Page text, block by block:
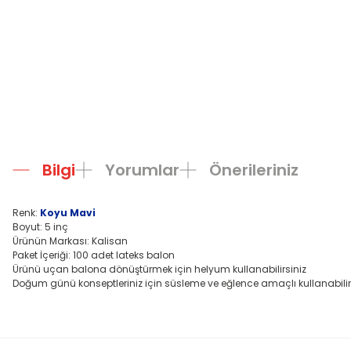
Bilgi Yorumlar Önerileriniz
Renk: Koyu Mavi
Boyut: 5 inç
Ürünün Markası: Kalisan
Paket İçeriği: 100 adet lateks balon
Ürünü uçan balona dönüştürmek için helyum kullanabilirsiniz
Doğum günü konseptleriniz için süsleme ve eğlence amaçlı